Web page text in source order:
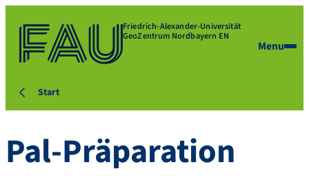
Friedrich-Alexander-Universität
GeoZentrum Nordbayern EN
Menu
Start
Pal-Präparation